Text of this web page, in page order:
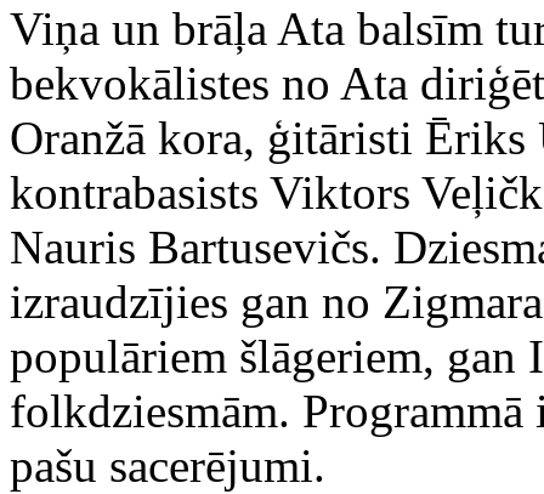
Viņa un brāļa Ata balsīm
bekvokālistes no Ata
Oranžā kora, ģitāristi
kontrabasists Viktors
Nauris Bartusevičs.
izraudzījies gan no
populāriem šlāgeriem, gan
folkdziesmām.
pašu sacerējumi.